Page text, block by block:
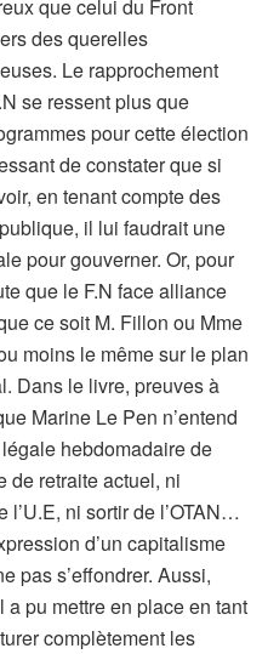
que celui du Front
des querelles
Le rapprochement
se ressent plus que
pour cette élection
de constater que si
en tenant compte des
il lui faudrait une
pour gouverner. Or, pour
que le F.N face alliance
ce soit M. Fillon ou Mme
moins le même sur le plan
Dans le livre, preuves à
Marine Le Pen n’entend
hebdomadaire de
de retraite actuel, ni
ni sortir de l’OTAN…
d’un capitalisme
pas s’effondrer. Aussi,
pu mettre en place en tant
complètement les